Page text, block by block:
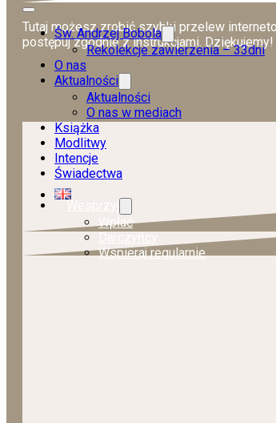
Św. Andrzej Bobola
Rekolekcje zawierzenia – 33dni
O nas
Aktualności
Aktualności
O nas w mediach
Książka
Modlitwy
Intencje
Świadectwa
Wpłać
Wspieraj regularnie
Tutaj możesz zrobić szybki przelew
postępuj zgodnie z instrukcjami. Dziękujemy!